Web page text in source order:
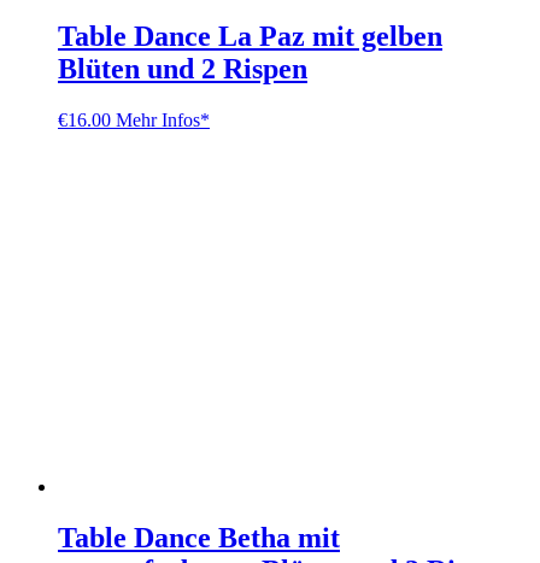
Table Dance La Paz mit gelben
Blüten und 2 Rispen
€16.00 Mehr Infos*
Table Dance Betha mit